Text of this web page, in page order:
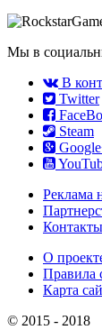
Мы в
В
Twitter
Steam
Реклама
Контакты
О
Правила
Карта
© 2015 - 2018